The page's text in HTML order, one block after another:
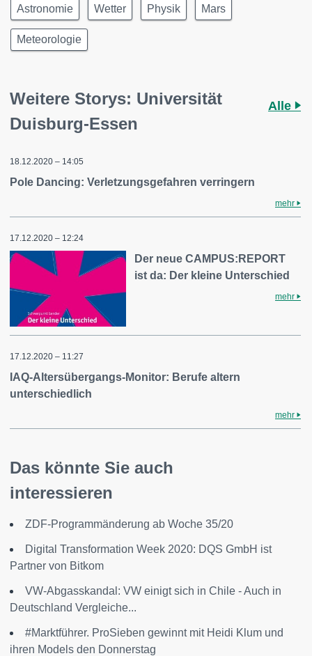
Astronomie Wetter Physik Mars
Meteorologie
Weitere Storys: Universität
Duisburg-Essen
Alle
18.12.2020 – 14:05
Pole Dancing: Verletzungsgefahren verringern
mehr
17.12.2020 – 12:24
Der neue CAMPUS:REPORT
ist da: Der kleine Unterschied
mehr
17.12.2020 – 11:27
IAQ-Altersübergangs-Monitor: Berufe altern
unterschiedlich
mehr
Das könnte Sie auch
interessieren
ZDF-Programmänderung ab Woche 35/20
Digital Transformation Week 2020: DQS GmbH ist
Partner von Bitkom
VW-Abgasskandal: VW einigt sich in Chile - Auch in
Deutschland Vergleiche...
#Marktführer. ProSieben gewinnt mit Heidi Klum und
ihren Models den Donnerstag